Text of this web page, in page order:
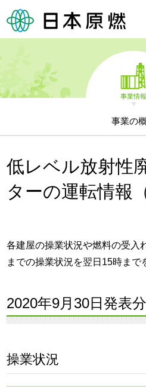
事業情報
事業の
低レベル放射性
ターの運転情報
各建屋の操業状況や燃料の受入
までの操業状況を翌日15時まで
2020年9月30日発表分
操業状況